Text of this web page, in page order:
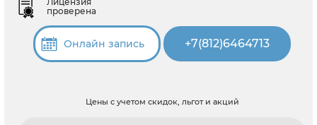
проверена
Онлайн запись +7(812)6464713
Цены с учетом скидок, льгот и акций